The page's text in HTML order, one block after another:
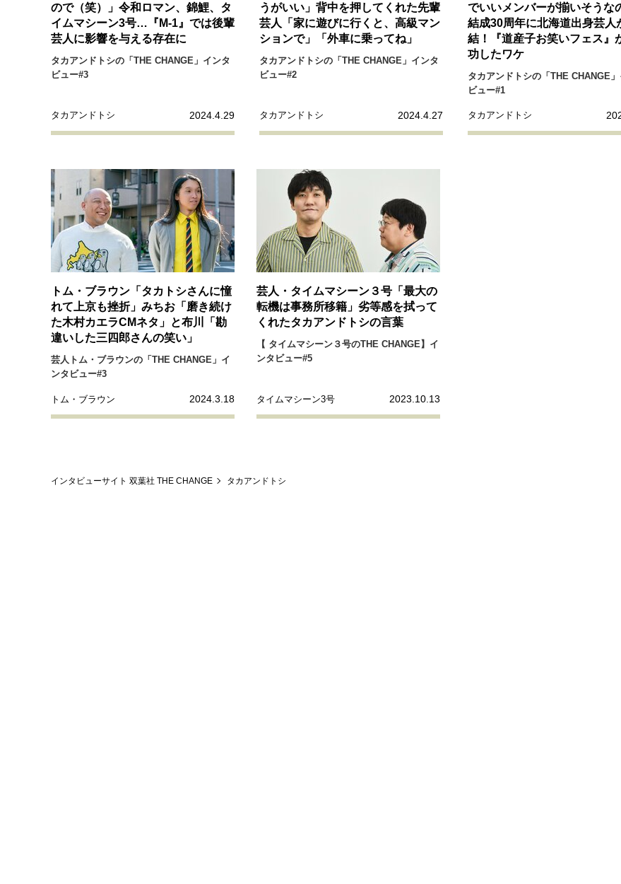
ライフスタイル・生き方 40代からの景色 美しさの哲学 パート
病が教えてくれたこと
移住という選択
60代のネクストステージ 70代のグラン
社会・カルチャー・マネー
ので（笑）」令和ロマン、錦鯉、タ
イムマシーン3号…『M-1』では後輩
芸人に影響を与える存在に
タカアンドトシの「THE CHANGE」インタ
ビュー#3
タカアンドトシ 2024.4.29
うがいい」背中を押してくれた先輩
芸人「家に遊びに行くと、高級マン
ションで」「外車に乗ってね」
タカアンドトシの「THE CHANGE」インタ
ビュー#2
タカアンドトシ 2024.4.27
でいいメンバーが揃いそうな
結成30周年に北海道出身芸人
結！『道産子お笑いフェス』
功したワケ
タカアンドトシの「THE CHANGE
ビュー#1
タカアンドトシ
トム・ブラウン「タカトシさんに憧
れて上京も挫折」みちお「磨き続け
た木村カエラCMネタ」と布川「勘
違いした三四郎さんの笑い」
芸人トム・ブラウンの「THE CHANGE」イ
ンタビュー#3
トム・ブラウン 2024.3.18
芸人・タイムマシーン３号「最大の
転機は事務所移籍」劣等感を拭って
くれたタカアンドトシの言葉
【 タイムマシーン３号のTHE CHANGE】イ
ンタビュー#5
タイムマシーン3号 2023.10.13
インタビューサイト 双葉社 THE CHANGE タカアンドトシ